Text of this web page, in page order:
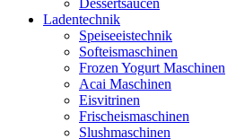
Dessertsaucen
Ladentechnik
Speiseeistechnik
Softeismaschinen
Frozen Yogurt Maschinen
Acai Maschinen
Eisvitrinen
Frischeismaschinen
Slushmaschinen